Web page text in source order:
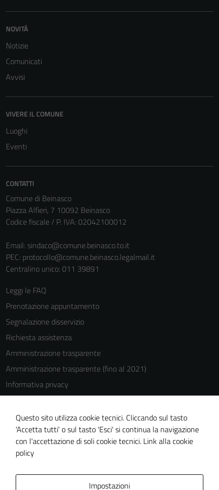
NOVITÀ
Notizie
Comunicati
Avvisi
VIVERE IL COMUNE
Luoghi
Eventi
CONTATTI
Comune di Beinasco
Piazza Alfieri, 7 10092 Beinasco
Codice fiscale / P. IVA: 02042100012
Email: sindaco@comune.beinasco.to.it
PEC: protocollo@comune.beinasco.legalmail.it
Centralino unico: 011 39891
Leggi le FAQ
Prenotazione appuntamento
Segnalazione disservizio
Richiesta assistenza
Amministrazione trasparente
Amministrazione trasparente (fino al 2021)
Informativa privacy
Cookie Policy
Note legali
Dichiarazione di accessibilità
Piano di miglioramento del sito
Questo sito utilizza cookie tecnici. Cliccando sul tasto
'Accetta tutti' o sul tasto 'Esci' si continua la navigazione
con l'accettazione di soli cookie tecnici. Link alla cookie
policy
Impostazioni